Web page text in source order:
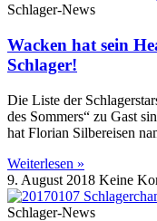
Schlager-News
Wacken hat sein
Schlager!
Die Liste der
des Sommers“ zu Gast
hat Florian Silbereisen
Weiterlesen »
9. August 2018 Keine
Schlager-News